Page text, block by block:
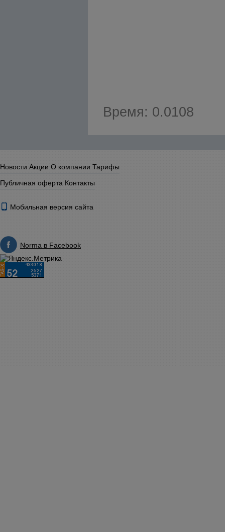
Время: 0.0108
Новости Акции О компании Тарифы
Публичная оферта Контакты
Мобильная версия сайта
Norma в Facebook